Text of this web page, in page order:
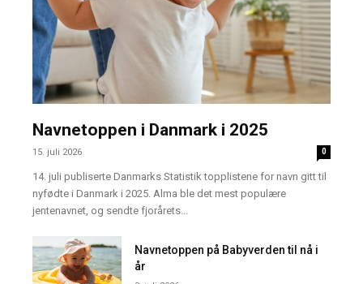
Navnetoppen i Danmark i 2025
15. juli 2026 0
14. juli publiserte Danmarks Statistik topplistene for navn gitt til
nyfødte i Danmark i 2025. Alma ble det mest populære
jentenavnet, og sendte fjorårets...
Navnetoppen på Babyverden til nå i
år